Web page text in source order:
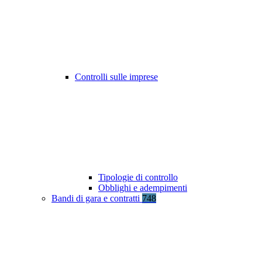
Controlli sulle imprese
Tipologie di controllo
Obblighi e adempimenti
Bandi di gara e contratti 748